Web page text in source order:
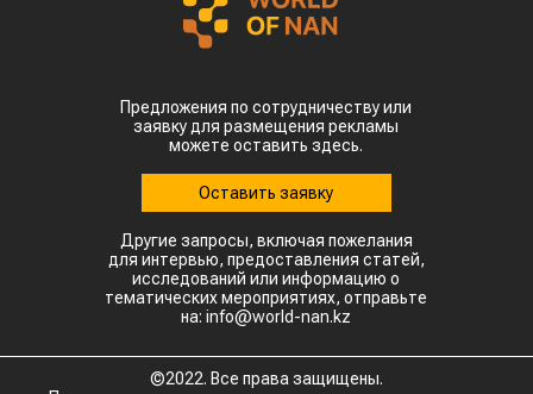
Предложения по сотрудничеству или
заявку для размещения рекламы
можете оставить здесь.
Оставить заявку
Другие запросы, включая пожелания
для интервью, предоставления статей,
исследований или информацию о
тематических мероприятиях, отправьте
на: info@world-nan.kz
©2022. Все права защищены.